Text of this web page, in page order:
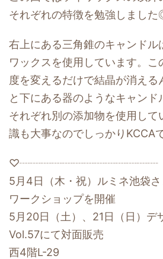
それぞれの特徴を勉強しまし
右上にある三角錐のキャンドル
ワックスを使用しています。こ
度を変えるだけで結晶が消える
と下にある器のようなキャンド
それぞれ別の添加物を使用して
識も大事なのでしっかりKCCA
♡┈┈┈┈┈┈┈┈┈┈┈┈┈
5月4日（木・祝）ルミネ池袋
ワークショップを開催
5月20日（土）、21日（日）デ
Vol.57にて対面販売
西4階L-29